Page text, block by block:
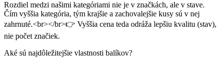
Rozdiel medzi našimi kategóriami nie je v značkách, ale v stave.
Čím vyššia kategória, tým krajšie a zachovalejšie kusy sú v nej
zahrnuté.<br></br>👉 Vyššia cena teda odráža lepšiu kvalitu (stav),
nie počet značiek.
Aké sú najdôležitejšie vlastnosti balíkov?